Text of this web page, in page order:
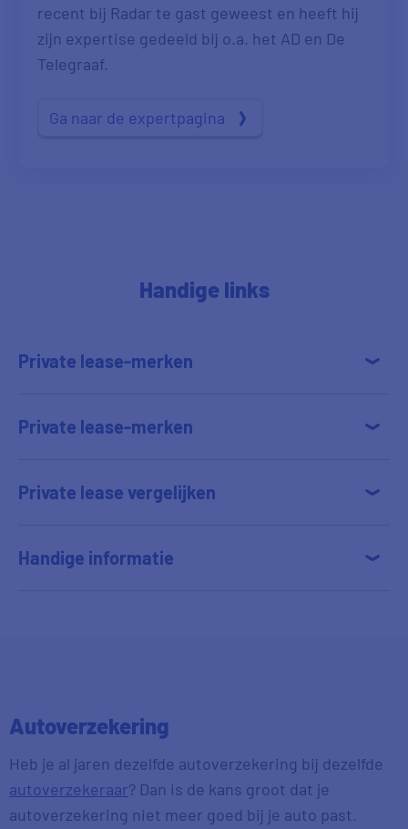
recent bij Radar te gast geweest en heeft hij
zijn expertise gedeeld bij o.a. het AD en De
Telegraaf.
Ga naar de expertpagina
Handige links
Private lease-merken
Private lease-merken
Private lease vergelijken
Handige informatie
Autoverzekering
Heb je al jaren dezelfde autoverzekering bij dezelfde
autoverzekeraar? Dan is de kans groot dat je
autoverzekering niet meer goed bij je auto past.